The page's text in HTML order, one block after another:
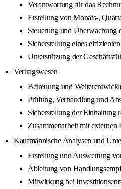
Verantwortung für das
Erstellung von Monats-,
Steuerung und Überwachung
Sicherstellung eines
Unterstützung der
Vertragswesen
Betreuung und
Prüfung, Verhandlung und
Sicherstellung der Einhaltung
Zusammenarbeit mit externen
Kaufmännische Analysen und
Erstellung und Auswertung
Ableitung von
Mitwirkung bei